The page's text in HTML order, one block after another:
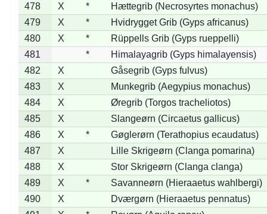
478
X *
Hættegrib (Necrosyrtes monachus)
479
X *
Hvidrygget Grib (Gyps africanus)
480
X *
Rüppells Grib (Gyps rueppelli)
481
*
Himalayagrib (Gyps himalayensis)
482
X
Gåsegrib (Gyps fulvus)
483
X
Munkegrib (Aegypius monachus)
484
X
Øregrib (Torgos tracheliotos)
485
X
Slangeørn (Circaetus gallicus)
486
X *
Gøglerørn (Terathopius ecaudatus)
487
X
Lille Skrigeørn (Clanga pomarina)
488
X
Stor Skrigeørn (Clanga clanga)
489
X *
Savanneørn (Hieraaetus wahlbergi)
490
X
Dværgørn (Hieraaetus pennatus)